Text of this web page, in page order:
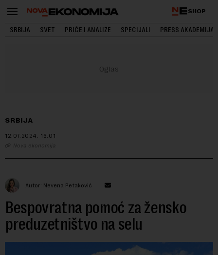
SHOP
SRBIJA SVET PRIČE I ANALIZE SPECIJALI PRESS AKADEMIJA
SRBIJA
12.07.2024. 16:01
Nova ekonomija
Autor: Nevena Petaković
Bespovratna pomoć za žensko
preduzetništvo na selu